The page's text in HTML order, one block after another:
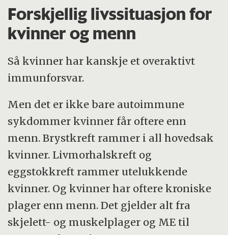
Ni av ti som får sykdommen, er kvinner.
Det mest karakteristiske kjennetegnet er
«sommerfuglutslett» på nese og kinn.
Andre symptomer kan være slapphet,
munnsår, leddsmerter som flytter seg fra
ledd til ledd, lysømfindtlige utslett, hovne
lymfeknuter, brystsmerter, hodepine,
nummenhet og prikking i hender og føtter,
tørre øyne og munn, sårdannelser i
munnhulen, kalde fingre og tær, lett hårtap.
Sykdommen kan hos noen debutere akutt
med alvorlige nedsatt funksjon av ett eller
Forskjellig livssituasjon for
kvinner og menn
Så kvinner har kanskje et overaktivt
immunforsvar.
Men det er ikke bare autoimmune
sykdommer kvinner får oftere enn
menn. Brystkreft rammer i all hovedsak
kvinner. Livmorhalskreft og
eggstokkreft rammer utelukkende
kvinner. Og kvinner har oftere kroniske
plager enn menn. Det gjelder alt fra
skjelett- og muskelplager og ME til